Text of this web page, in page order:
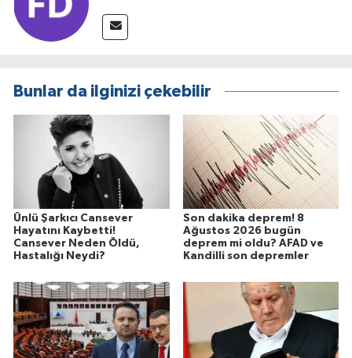
Bunlar da ilginizi çekebilir
Ünlü Şarkıcı Cansever
Hayatını Kaybetti!
Cansever Neden Öldü,
Hastalığı Neydi?
Son dakika deprem! 8
Ağustos 2026 bugün
deprem mi oldu? AFAD ve
Kandilli son depremler